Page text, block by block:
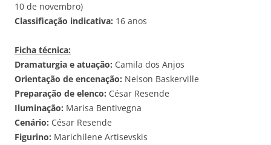
10 de novembro)
Classificação indicativa: 16 anos
Ficha técnica:
Dramaturgia e atuação: Camila dos Anjos
Orientação de encenação: Nelson Baskerville
Preparação de elenco: César Resende
Iluminação: Marisa Bentivegna
Cenário: César Resende
Figurino: Marichilene Artisevskis